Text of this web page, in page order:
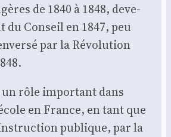
de 1840 à 1848, deve­
du Conseil en 1847, peu
par la Révo­lu­tion
un rôle impor­tant dans
en France, en tant que
publique, par la